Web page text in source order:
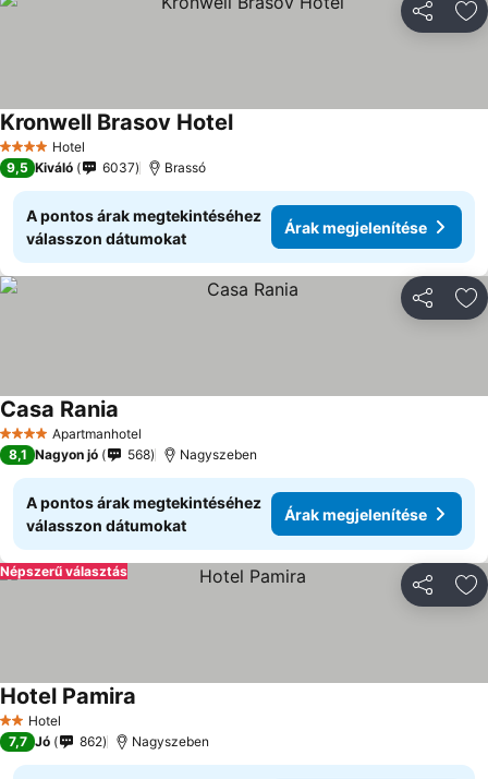
4 KategóriaHotel
Kronwell Brasov Hotel
9,5 Kiváló 6037 Brassó
A pontos árak megtekintéséhez
válasszon dátumokat
Árak megjelenítése
4 KategóriaApartmanhotel
Casa Rania
8,1 Nagyon jó 568 Nagyszeben
A pontos árak megtekintéséhez
válasszon dátumokat
Árak megjelenítése
Népszerű választás
2 Kategória
Hotel
Hotel Pamira
7,7 Jó 862 Nagyszeben